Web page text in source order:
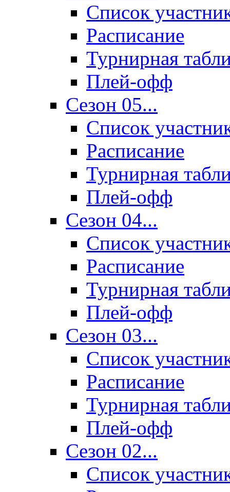
Список
Расписание
Турнирная
Плей-офф
Сезон 05...
Список
Расписание
Турнирная
Плей-офф
Сезон 04...
Список
Расписание
Турнирная
Плей-офф
Сезон 03...
Список
Расписание
Турнирная
Плей-офф
Сезон 02...
Список